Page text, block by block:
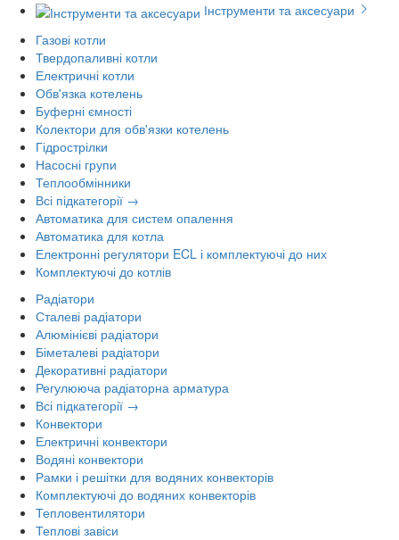
Інструменти та аксесуари
Газові котли
Твердопаливні котли
Електричні котли
Обв'язка котелень
Буферні ємності
Колектори для обв'язки котелень
Гідрострілки
Насосні групи
Теплообмінники
Всі підкатегорії →
Автоматика для систем опалення
Автоматика для котла
Електронні регулятори ECL і комплектуючі до них
Комплектуючі до котлів
Радіатори
Сталеві радіатори
Алюмінієві радіатори
Біметалеві радіатори
Декоративні радіатори
Регулююча радіаторна арматура
Всі підкатегорії →
Конвектори
Електричні конвектори
Водяні конвектори
Рамки і решітки для водяних конвекторів
Комплектуючі до водяних конвекторів
Тепловентилятори
Теплові завіси